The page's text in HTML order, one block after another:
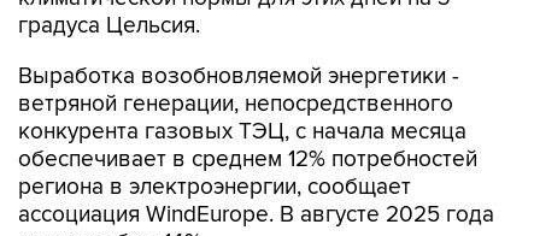
Выработка возобновляемой энергетики -
конкурента газовых ТЭЦ, с начала месяца
обеспечивает в среднем 12% потребностей
региона в электроэнергии, сообщает
ассоциация WindEurope. В августе 2025 года
их вклад был 14%.